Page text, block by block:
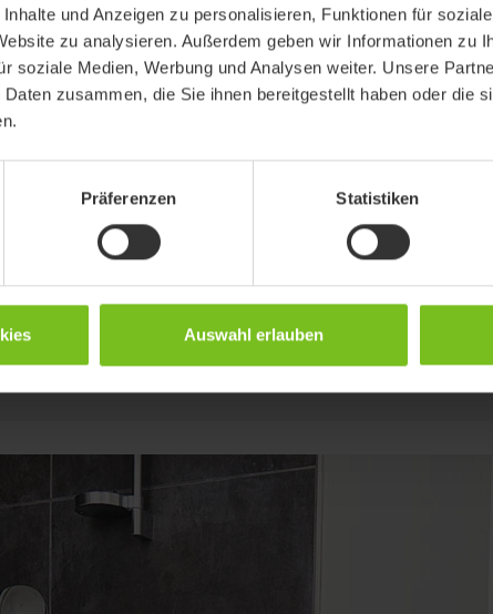
und Anzeigen zu personalisieren, Funktionen für
zu analysieren. Außerdem geben wir Informationen zu
soziale Medien, Werbung und Analysen weiter. Unsere
zusammen, die Sie ihnen bereitgestellt haben oder die
Präferenzen Statistiken
Auswahl erlauben
Winkelverstellbares Fußbrett
und Fußwinkel sowie der Höhe verstellt werden.